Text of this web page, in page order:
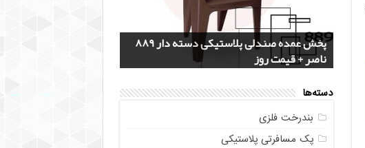
4 مدل گلدان پلاستیکی خورجینی + (عکس و
مشخصات)
خرید چهارپایه ناصر پلاستیک کد 518 + قیمت
1404
خرید گلدان پلاستیکی نشا به صورت عمده
پخش عمده صندلی پلاستیکی دسته دار 889
ناصر + قیمت روز
خرید سرویس جهیزیه پلاستیکی هوم کت +
مستقیم از تولیدی
دسته‌ها
بندرخت فلزی
پک مسافرتی پلاستیکی